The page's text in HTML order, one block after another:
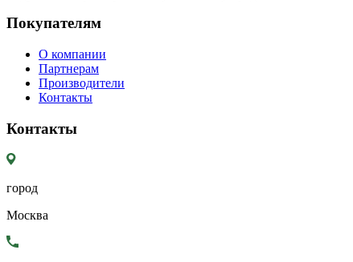
Покупателям
О компании
Партнерам
Производители
Контакты
Контакты
город
Москва